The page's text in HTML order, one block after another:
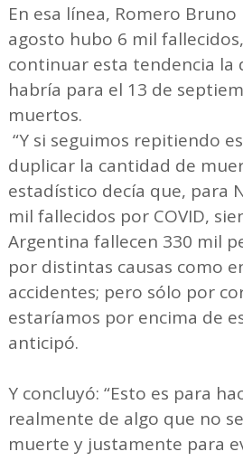
En esa línea, Romero
agosto hubo 6 mil
continuar esta tendencia la
habría para el 13 de
muertos.
“Y si seguimos repitiendo
duplicar la cantidad de
estadístico decía que, para
mil fallecidos por COVID,
Argentina fallecen 330 mil
por distintas causas como
accidentes; pero sólo por
estaríamos por encima de
anticipó.
Y concluyó: “Esto es para
realmente de algo que no
muerte y justamente para